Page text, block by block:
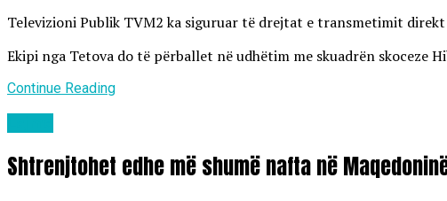
Televizioni Publik TVM2 ka siguruar të drejtat e transmetimit
Ekipi nga Tetova do të përballet në udhëtim me skuadrën
Continue Reading
Shtrenjtohet edhe më shumë nafta në